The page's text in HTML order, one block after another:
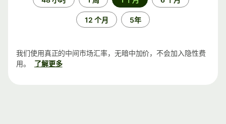
12 个月 5年
我们使用真正的中间市场汇率，无暗中加价，不会加入隐性费
用。
了解更多